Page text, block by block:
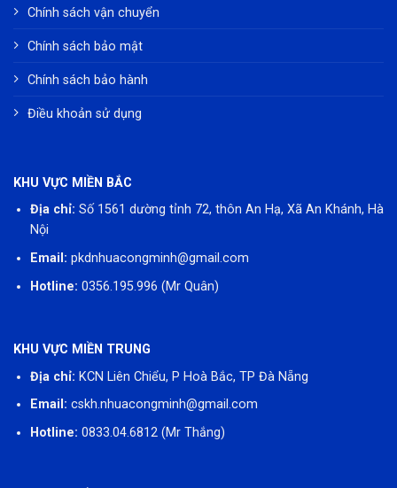
Chính sách vận chuyển
Chính sách bảo mật
Chính sách bảo hành
Điều khoản sử dụng
KHU VỰC MIỀN BẮC
Địa chỉ: Số 1561 dường tỉnh 72, thôn An Hạ, Xã An Khánh, Hà
Nội
Email: pkdnhuacongminh@gmail.com
Hotline: 0356.195.996 (Mr Quân)
KHU VỰC MIỀN TRUNG
Địa chỉ: KCN Liên Chiểu, P Hoà Bắc, TP Đà Nẵng
Email: cskh.nhuacongminh@gmail.com
Hotline: 0833.04.6812(Mr Thắng)